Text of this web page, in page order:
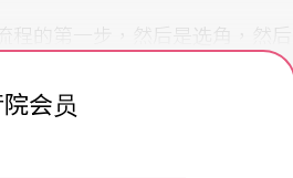
的第一步，然后是选角，然后
统的工作流程。若是不符合这流
，仿佛制作就会完蛋。工作流
定本，导演反而容易看不到眼
会员